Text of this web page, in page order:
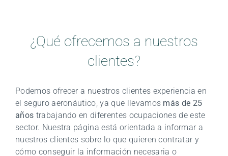
¿Qué ofrecemos a nuestros
clientes?
Podemos ofrecer a nuestros clientes experiencia en
el seguro aeronáutico, ya que llevamos más de 25
años trabajando en diferentes ocupaciones de este
sector. Nuestra página está orientada a informar a
nuestros clientes sobre lo que quieren contratar y
cómo conseguir la información necesaria o